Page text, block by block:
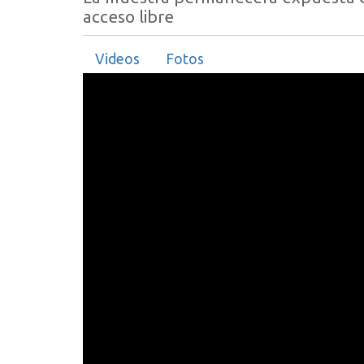
acceso libre
Videos Fotos